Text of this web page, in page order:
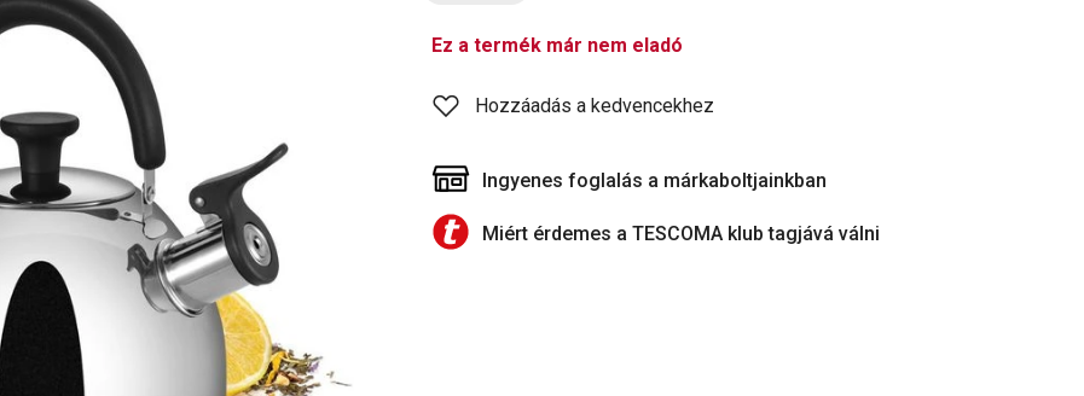
Ez a termék már nem eladó
Hozzáadás a kedvencekhez
Ingyenes foglalás a márkaboltjainkban
Miért érdemes a TESCOMA klub tagjává válni